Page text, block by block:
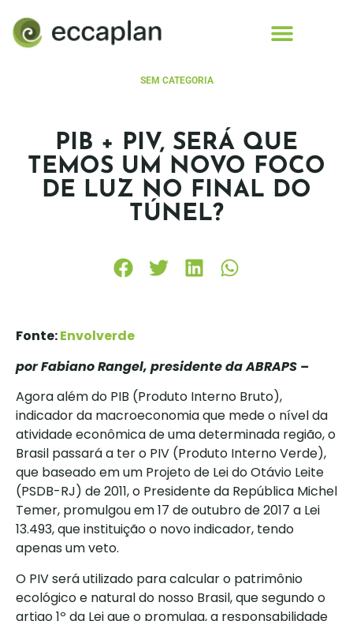
SEM CATEGORIA
PIB + PIV, SERÁ QUE
TEMOS UM NOVO FOCO
DE LUZ NO FINAL DO
TÚNEL?
Fonte:Envolverde
por Fabiano Rangel, presidente da ABRAPS –
Agora além do PIB (Produto Interno Bruto),
indicador da macroeconomia que mede o nível da
atividade econômica de uma determinada região, o
Brasil passará a ter o PIV (Produto Interno Verde),
que baseado em um Projeto de Lei do Otávio Leite
(PSDB-RJ) de 2011, o Presidente da República Michel
Temer, promulgou em 17 de outubro de 2017 a Lei
13.493, que instituição o novo indicador, tendo
apenas um veto.
O PIV será utilizado para calcular o patrimônio
ecológico e natural do nosso Brasil, que segundo o
artigo 1º da Lei que o promulga, a responsabilidade